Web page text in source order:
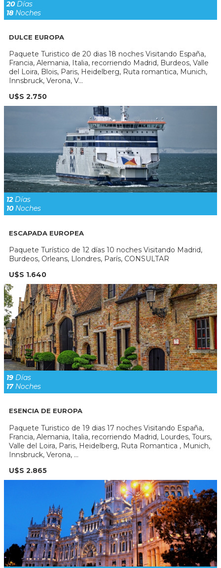
20Días
18 Noches
DULCE EUROPA
Paquete Turistico de 20 dias 18 noches Visitando España,
Francia, Alemania, Italia, recorriendo Madrid, Burdeos, Valle
del Loira, Blois, Paris, Heidelberg, Ruta romantica, Munich,
Innsbruck, Verona, V...
U$S 2.750
12Días
10Noches
ESCAPADA EUROPEA
Paquete Turístico de 12 días 10 noches Visitando Madrid,
Burdeos, Orleans, Llondres, París, CONSULTAR
U$S 1.640
19 Días
17Noches
ESENCIA DE EUROPA
Paquete Turistico de 19 dias 17 noches Visitando España,
Francia, Alemania, Italia, recorriendo Madrid, Lourdes, Tours,
Valle del Loira, Paris, Heidelberg, Ruta Romantica , Munich,
Innsbruck, Verona, ...
U$S 2.865